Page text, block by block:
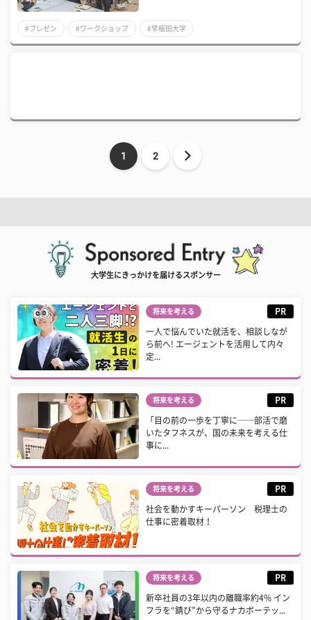
#プレゼン #ワークショップ #早稲田大学
1 2
大学生にきっかけを届けるスポンサー
将来を考える PR
一人で悩んでいた就活を、相談しなが
ら前へ! エージェントを活用して内々
定...
将来を考える PR
「目の前の一歩を丁寧に──部活で磨
いたタフネスが、国の未来を考える仕
事に...
将来を考える PR
社会を動かすキーパーソン 税理士の
仕事に密着取材！
将来を考える PR
新卒社員の3年以内の離職率約4% イン
フラを“錆び”から守るナカボーテッ...